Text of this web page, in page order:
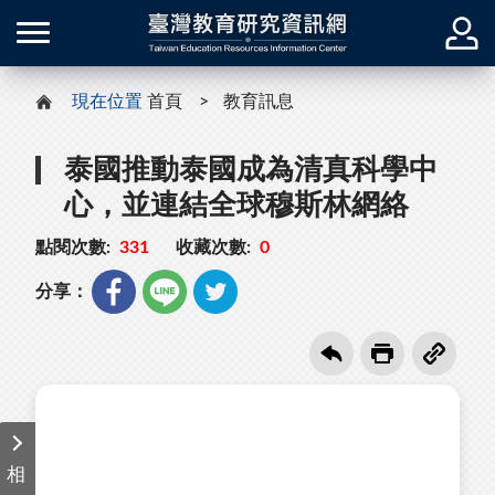
現在位置 首頁 教育訊息
泰國推動泰國成為清真科學中
心，並連結全球穆斯林網絡
點閱次數: 331 收藏次數: 0
分享：
相